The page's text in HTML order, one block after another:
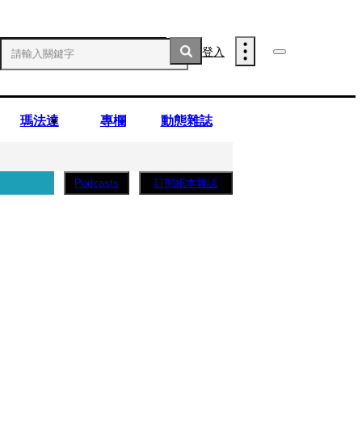
登入
瑪法達 專欄 動態雜誌
Podcasts 訂閱紙本雜誌